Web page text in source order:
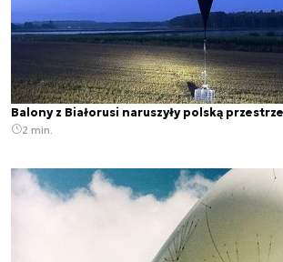
Balony z Białorusi naruszyły polską
2 min.